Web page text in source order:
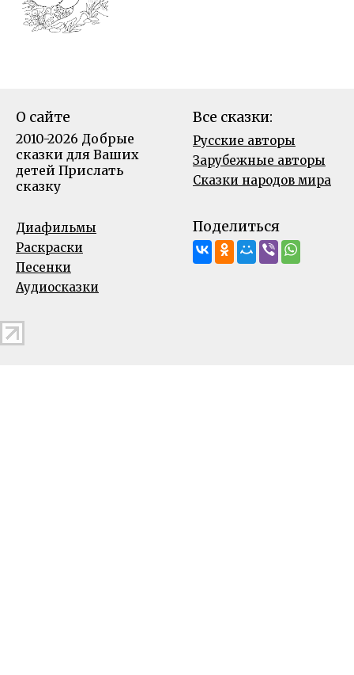
О сайте
2010-2026 Добрые
сказки для Ваших
детей Прислать
сказку
Все сказки:
Русские авторы
Зарубежные авторы
Сказки народов мира
Диафильмы
Раскраски
Песенки
Аудиосказки
Поделиться